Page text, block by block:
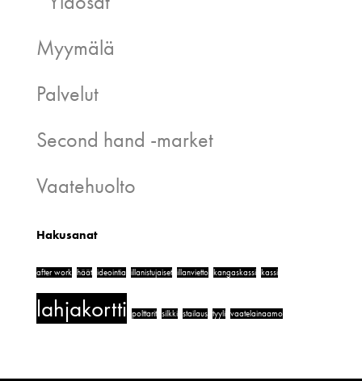
Myymälä
Palvelut
Second hand -market
Vaatehuolto
Hakusanat
after work häät ideointia illanistujaiset illanvietto kangaskassi kassi
lahjakortti polttarit silkki stailaus tyyli vaatelainaamo